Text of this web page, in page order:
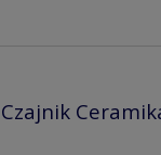
Czajnik